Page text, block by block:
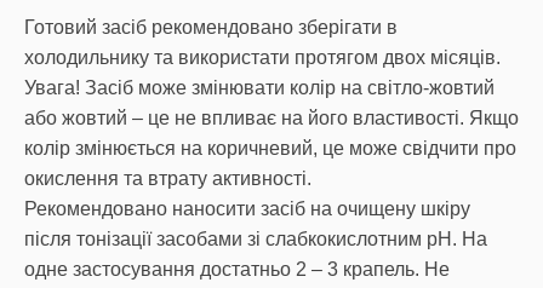
Готовий засіб рекомендовано зберігати в
холодильнику та використати протягом двох місяців.
Увага! Засіб може змінювати колір на світло-жовтий
або жовтий – це не впливає на його властивості. Якщо
колір змінюється на коричневий, це може свідчити про
окислення та втрату активності.
Рекомендовано наносити засіб на очищену шкіру
після тонізації засобами зі слабкокислотним pH. На
одне застосування достатньо 2 – 3 крапель. Не